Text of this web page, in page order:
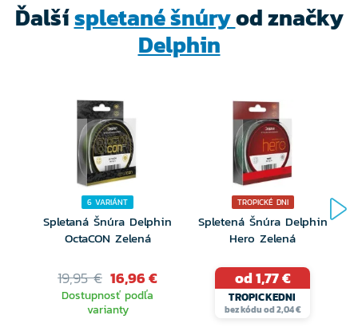
Ďalšíspletané šnúryod značky
Delphin
6 VARIÁNT
Spletaná Šnúra Delphin
OctaCON Zelená
19,95 € 16,96 €
Dostupnosť podľa
varianty
TROPICKÉ DNI
Spletená Šnúra Delphin
Hero Zelená
od 1,77 €
TROPICKEDNI
bez kódu od 2,04 €